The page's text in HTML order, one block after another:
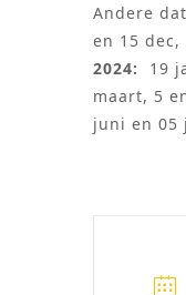
Andere
en 15 dec,
2024:
19
maart, 5
juni en 05